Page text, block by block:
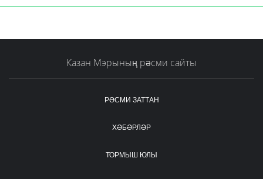
Казан Мэрының рәсми сайты
РӘСМИ ЗАТТАН
ХӘБӘРЛӘР
ТОРМЫШ ЮЛЫ